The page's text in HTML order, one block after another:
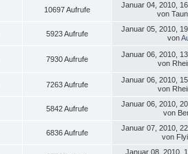
10697 Aufrufe
Januar 04, 2010,
von
5923 Aufrufe
Januar 05, 2010,
von
7930 Aufrufe
Januar 06, 2010,
von
7263 Aufrufe
Januar 06, 2010,
von
5842 Aufrufe
Januar 06, 2010,
von
6836 Aufrufe
Januar 07, 2010,
von
Januar 08, 2010,